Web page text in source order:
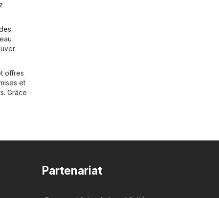
offres
et
Grâce
Partenariat